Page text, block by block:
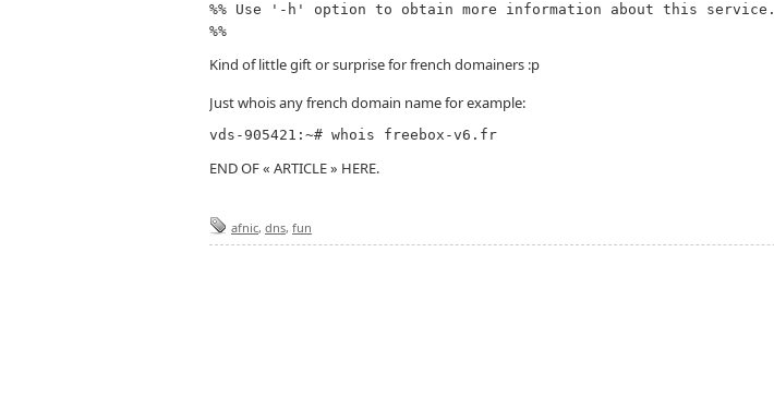
%% Use '-h' option to obtain more information about this service.
Kind of little gift or surprise for french domainers :p
Just whois any french domain name for example:
END OF « ARTICLE » HERE.
afnic, dns, fun